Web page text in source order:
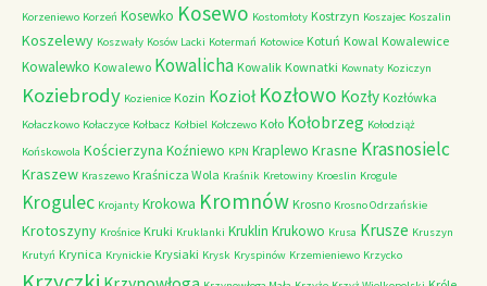
Korzeniewo Korzeń Kosewko Kosewo Kostomłoty Kostrzyn Koszajec Koszalin
Koszelewy Koszwały Kosów Lacki Kotermań Kotowice Kotuń Kowal Kowalewice
Kowalewko Kowalewo Kowalicha Kowalik Kownatki Kownaty Koziczyn
Koziebrody Kozienice Kozin Kozioł Kozłowo Kozły Kozłówka
Kołaczkowo Kołaczyce Kołbacz Kołbiel Kołczewo Koło Kołobrzeg Kołodziąż
Końskowola Kościerzyna Koźniewo KPN Kraplewo Krasne Krasnosielc
Kraszew Kraszewo Kraśnicza Wola Kraśnik Kretowiny Kroeslin Krogule
Krogulec Krojanty Krokowa Kromnów Krosno Krosno Odrzańskie
Krotoszyny Krośnice Kruki Kruklanki Kruklin Krukowo Krusa Krusze Kruszyn
Krutyń Krynica Krynickie Krysiaki Krysk Kryspinów Krzemieniewo Krzycko